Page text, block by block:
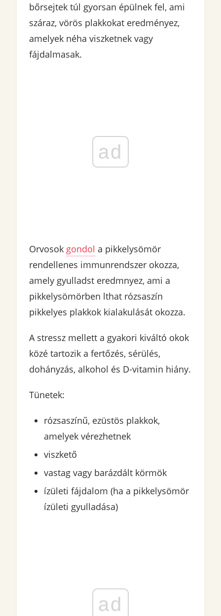
bőrsejtek túl gyorsan épülnek fel, ami
száraz, vörös plakkokat eredményez,
amelyek néha viszketnek vagy
fájdalmasak.
ad
Orvosok gondol a pikkelysömör
rendellenes immunrendszer okozza,
amely gyulladst eredmnyez, ami a
pikkelysömörben lthat rózsaszín
pikkelyes plakkok kialakulását okozza.
A stressz mellett a gyakori kiváltó okok
közé tartozik a fertőzés, sérülés,
dohányzás, alkohol és D-vitamin hiány.
Tünetek:
rózsaszínű, ezüstös plakkok,
amelyek vérezhetnek
viszkető
vastag vagy barázdált körmök
ízületi fájdalom (ha a pikkelysömör
ízületi gyulladása)
ad